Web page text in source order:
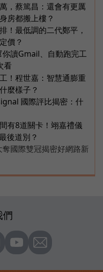
，蔡篤昌：還會有更厲
房都搬上樓？
！最低調的二代鄭平，
價？
讀Gmail、自動跑完工
看
！程世嘉：智慧通膨重
麼樣子？
國際評比揭密：什
有8道關卡！翊嘉禮儀
後道別？
國際雙冠揭密好網路新
們